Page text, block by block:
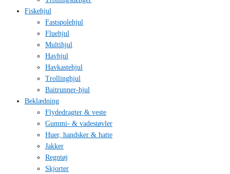
Fiskehjul
Fastspolehjul
Fluehjul
Multihjul
Havhjul
Havkastehjul
Trollinghjul
Baitrunner-hjul
Beklædning
Flydedragter & veste
Gummi- & vadestøvler
Huer, handsker & hatte
Jakker
Regntøj
Skjorter